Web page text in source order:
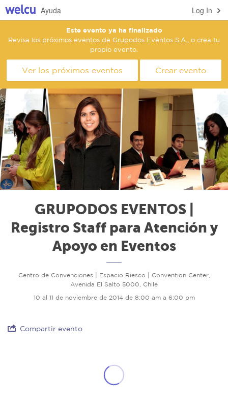
Log In
Ayuda
Este evento ya ha finalizado
Revisa los próximos eventos de Grupodos Eventos S.A., o crea tu
propio evento.
Ver los próximos eventos Crear evento
GRUPODOS EVENTOS |
Registro Staff para Atención y
Apoyo en Eventos
Centro de Convenciones | Espacio Riesco | Convention Center,
Avenida El Salto 5000, Chile
10 al 11 de noviembre de 2014 de 8:00 am a 6:00 pm
Compartir evento